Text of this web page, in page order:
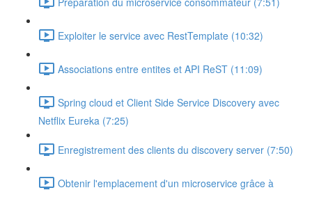
Exploiter le service avec RestTemplate (10:32)
Associations entre entites et API ReST (11:09)
Spring cloud et Client Side Service Discovery avec
Netflix Eureka (7:25)
Enregistrement des clients du discovery server (7:50)
Obtenir l'emplacement d'un microservice grâce à